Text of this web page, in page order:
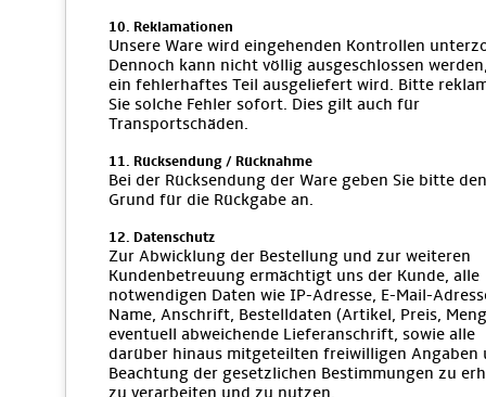
10. Reklamationen
Unsere Ware wird eingehenden Kontrollen
Dennoch kann nicht völlig ausgeschlossen
ein fehlerhaftes Teil ausgeliefert wird. Bitte
Sie solche Fehler sofort. Dies gilt auch für
Transportschäden.
11. Rücksendung / Rücknahme
Bei der Rücksendung der Ware geben Sie bitte den
Grund für die Rückgabe an.
12. Datenschutz
Zur Abwicklung der Bestellung und zur weiteren
Kundenbetreuung ermächtigt uns der Kunde, alle
notwendigen Daten wie IP-Adresse, E-Mail-
Name, Anschrift, Bestelldaten (Artikel, Preis,
eventuell abweichende Lieferanschrift, sowie alle
darüber hinaus mitgeteilten freiwilligen Angaben
Beachtung der gesetzlichen Bestimmungen zu
zu verarbeiten und zu nutzen.